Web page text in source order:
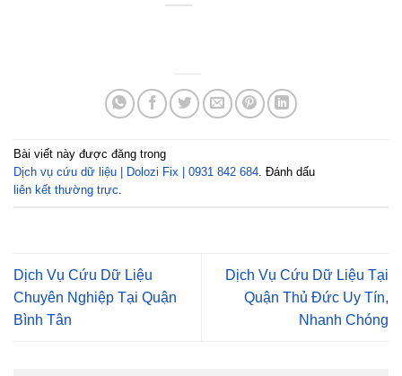
Bài viết này được đăng trong
Dịch vụ cứu dữ liệu | Dolozi Fix | 0931 842 684 . Đánh dấu
liên kết thường trực
Dịch Vụ Cứu Dữ Liệu
Chuyên Nghiệp Tại Quận
Bình Tân
Dịch Vụ Cứu Dữ Liệu Tại
Quận Thủ Đức Uy Tín,
Nhanh Chóng